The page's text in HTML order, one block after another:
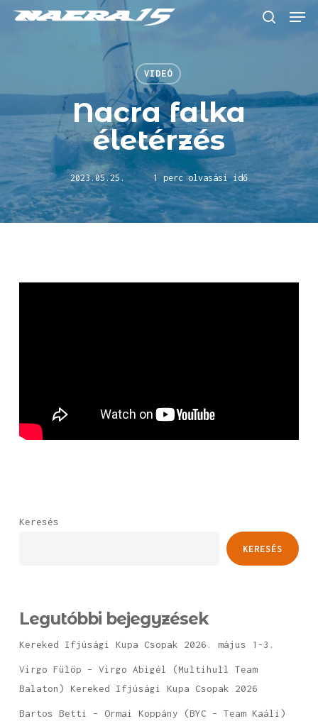
Skip
keresés
Menu
VIDEÓ
Nacra falka
életérzés
2023.05.25. 1 perc olvasási idő
Keresés
KERESÉS
Legutóbbi bejegyzések
Kereked Ifjúsági Kupa Csopak 2026. május 1-3.
Virgo Fülöp – Virgo Abigél (Multihull Team
Balaton) Kereked Ifjúsági Kupa Csopak 2026
Bartos Betti – Ormai Koppány (BYC – Team Kaáli)